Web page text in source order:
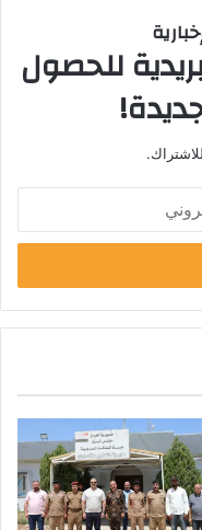
للحصول